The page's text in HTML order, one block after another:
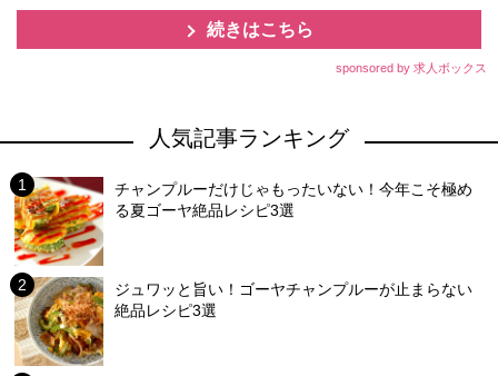
続きはこちら
sponsored by 求人ボックス
人気記事ランキング
チャンプルーだけじゃもったいない！今年こそ極め
る夏ゴーヤ絶品レシピ3選
ジュワッと旨い！ゴーヤチャンプルーが止まらない
絶品レシピ3選